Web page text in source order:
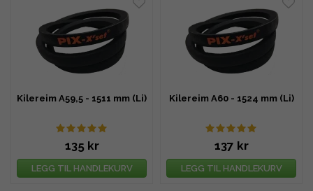
Kilereim A59,5 - 1511 mm (Li)
135 kr
LEGG TIL HANDLEKURV
Kilereim A60 - 1524 mm (Li)
137 kr
LEGG TIL HANDLEKURV